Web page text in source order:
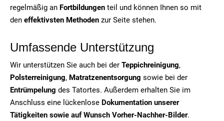
regelmäßig an Fortbildungen teil und können Ihnen so mit
den effektivsten Methoden zur Seite stehen.
Umfassende Unterstützung
Wir unterstützen Sie auch bei der Teppichreinigung,
Polsterreinigung, Matratzenentsorgung sowie bei der
Entrümpelung des Tatortes. Außerdem erhalten Sie im
Anschluss eine lückenlose Dokumentation unserer
Tätigkeiten sowie auf Wunsch Vorher-Nachher-Bilder.